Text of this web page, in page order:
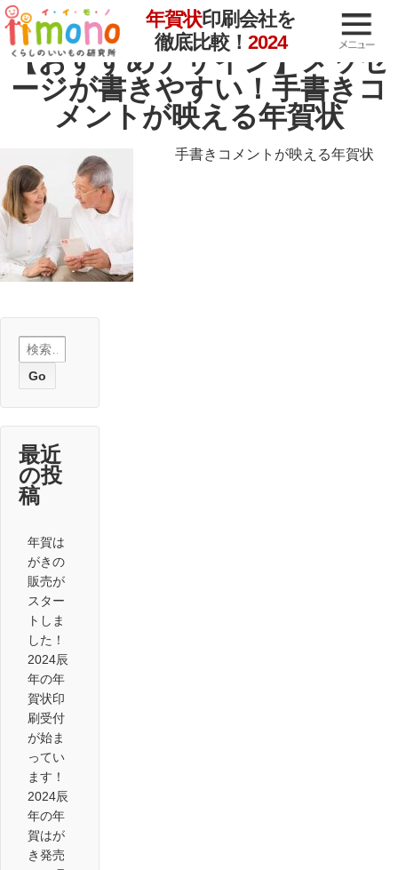
年賀状印刷会社を
徹底比較！2024
月:2020年11月
【おすすめデザイン】メッセ
ージが書きやすい！手書きコ
メントが映える年賀状
手書きコメントが映える年賀状
検
索:
最近
の投
稿
年賀は
がきの
販売が
スター
トしま
した！
2024辰
年の年
賀状印
刷受付
が始ま
ってい
ます！
2024辰
年の年
賀はが
き発売